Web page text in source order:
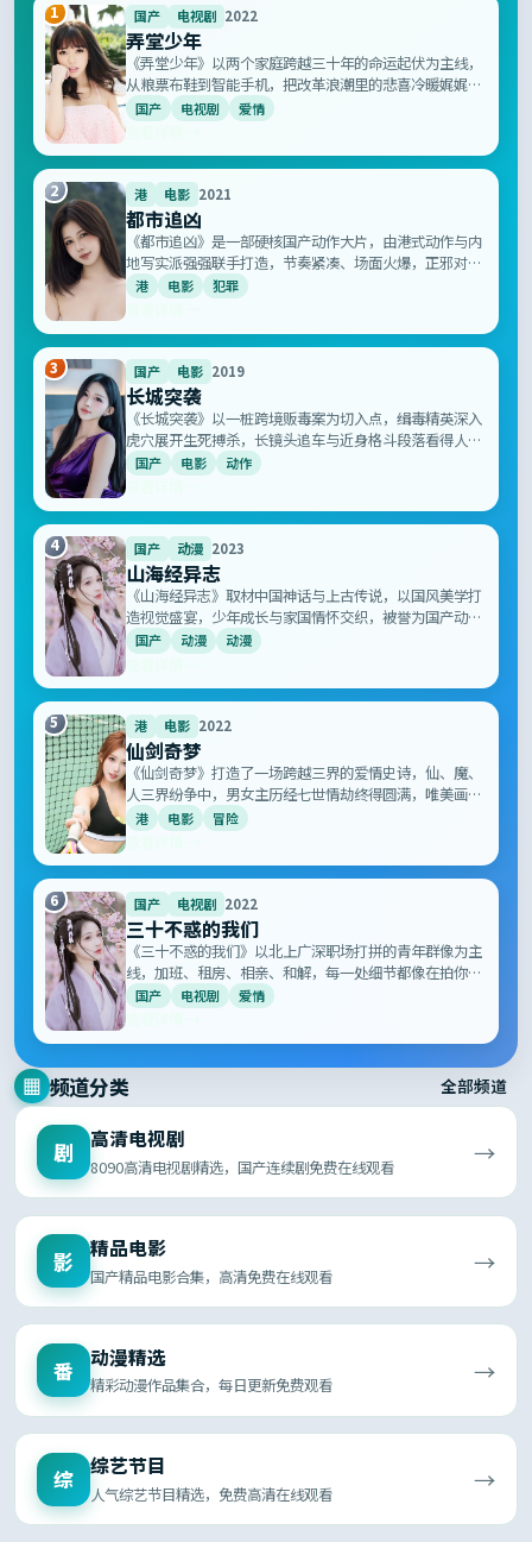
1 国产 电视剧 2022
弄堂少年
《弄堂少年》以两个家庭跨越三十年的命运起伏为主线，
从粮票布鞋到智能手机，把改革浪潮里的悲喜冷暖娓娓道
来，是国产年代剧中难得的高分诚意之作。
国产 电视剧 爱情
查看详情 →
2 港 电影 2021
都市追凶
《都市追凶》是一部硬核国产动作大片，由港式动作与内
地写实派强强联手打造，节奏紧凑、场面火爆，正邪对决
惊心动魄，呈现国产动作类型片的最新高度。
港 电影 犯罪
查看详情 →
3 国产 电影 2019
长城突袭
《长城突袭》以一桩跨境贩毒案为切入点，缉毒精英深入
虎穴展开生死搏杀，长镜头追车与近身格斗段落看得人手
心冒汗，是新一代国产警匪片的标杆之作。
国产 电影 动作
查看详情 →
4 国产 动漫 2023
山海经异志
《山海经异志》取材中国神话与上古传说，以国风美学打
造视觉盛宴，少年成长与家国情怀交织，被誉为国产动漫
的诚意之作，让 80 后 90 后看到童年再次发光。
国产 动漫 动漫
查看详情 →
5 港 电影 2022
仙剑奇梦
《仙剑奇梦》打造了一场跨越三界的爱情史诗，仙、魔、
人三界纷争中，男女主历经七世情劫终得圆满，唯美画面
与悲壮配乐令人记忆深刻。
港 电影 冒险
查看详情 →
6 国产 电视剧 2022
三十不惑的我们
《三十不惑的我们》以北上广深职场打拼的青年群像为主
线，加班、租房、相亲、和解，每一处细节都像在拍你我
的日常，被网友称为「最像生活的国产剧」。
国产 电视剧 爱情
查看详情 →
▦ 频道分类 全部频道
剧 高清电视剧
8090高清电视剧精选，国产连续剧免费在线观看 →
影 精品电影
国产精品电影合集，高清免费在线观看 →
番 动漫精选
精彩动漫作品集合，每日更新免费观看 →
综 综艺节目
人气综艺节目精选，免费高清在线观看 →